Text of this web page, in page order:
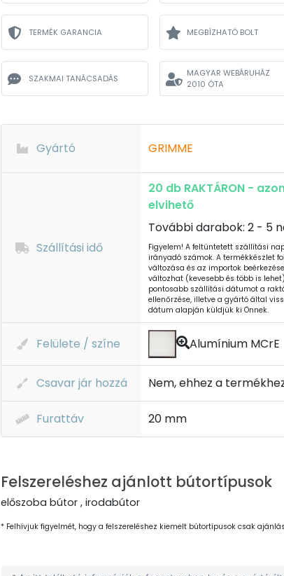
TERMÉK GARANCIA MEGBÍZHATÓ BOLT
SZAKMAI TANÁCSADÁS
MAGYAR WEBÁRUHÁZ
2010 ÓTA
Gyártó GRIMME
Szállítási idő
20 db RAKTÁRON -
elvihető
További darabok: 2 - 5
Figyelem! A feltüntetett szállítási
irányadó számok. A termékkészlet
változása és az importok
változhat (kevesebb és több is
pontosabb szállítási dátumot a
ellenőrzése, illetve a gyártó által
dátum alapján küldjük ki Önnek.
Felülete / színe Alumínium MCrE
Csavar jár hozzá Nem, ehhez a
Furattáv 20 mm
Felszereléshez ajánlott bútortípusok
előszoba bútor , irodabútor
* Felhívjuk figyelmét, hogy a felszereléshez kiemelt bútortípusok csak